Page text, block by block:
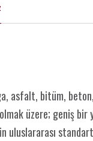
asfalt, bitüm,
üzere; geniş bir
uluslararası